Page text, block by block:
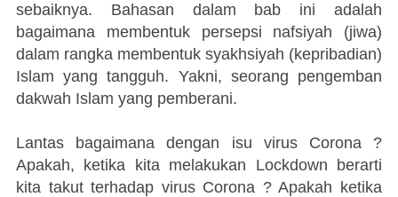
sebaiknya. Bahasan dalam bab ini adalah
bagaimana membentuk persepsi nafsiyah (jiwa)
dalam rangka membentuk syakhsiyah (kepribadian)
Islam yang tangguh. Yakni, seorang pengemban
dakwah Islam yang pemberani.
Lantas bagaimana dengan isu virus Corona ?
Apakah, ketika kita melakukan Lockdown berarti
kita takut terhadap virus Corona ? Apakah ketika